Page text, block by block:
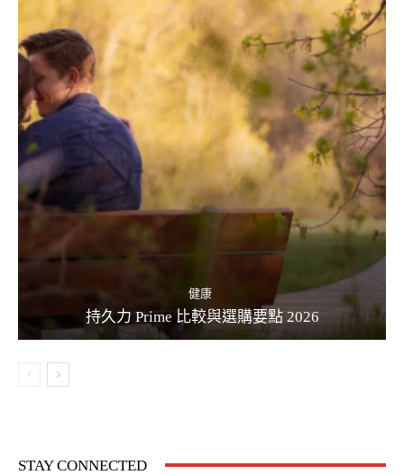
健康
持久力 Prime 比較與選購要點 2026
STAY CONNECTED